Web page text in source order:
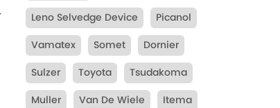
Leno Selvedge Device
Picanol
Vamatex
Somet
Dornier
Sulzer
Toyota
Tsudakoma
Muller
Van De Wiele
Itema